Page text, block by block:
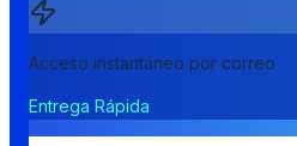
Acceso instantáneo por correo
Entrega Rápida